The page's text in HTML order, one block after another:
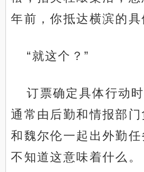
年前，你抵达横滨的具
“就这个？”
订票确定具体行动
通常由后勤和情报部门
和魏尔伦一起出外勤
不知道这意味着什么。